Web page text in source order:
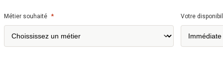
Métier souhaité * Votre